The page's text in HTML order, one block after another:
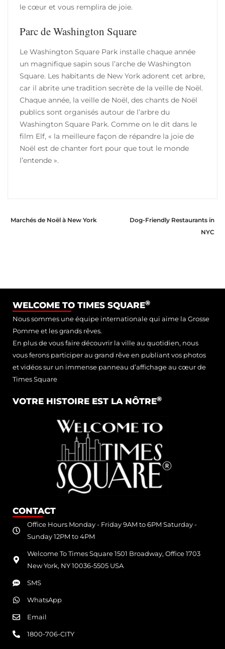
le cœur et vous remplira de joie.
Parc de Washington Square
Le Washington Square Park installe chaque année
un magnifique sapin sous l’arche de Washington
Square. Les habitants de New York adorent cet arbre,
car il abrite une tradition secrète de la veille de Noël.
Chaque année, la veille de Noël, des chants de Noël
publics sont organisés autour de l’arbre du
Washington Square Park. Comme on le dit dans le
film Elf, « la meilleure façon de répandre la joie de
Noël est de chanter fort pour que tout le monde
l’entende ».
Marchés de Noël à New York
Dog-Friendly Restaurants in
NYC
WELCOME TO TIMES SQUARE®
Nous sommes une équipe internationale qui aime la Grosse
Pomme et les grands rêves.
En plus de vous faire découvrir la ville au quotidien, nous
vous ferons participer au grand rêve en publiant vos photos
et vidéos sur un immense panneau d’affichage au cœur de
Times Square
VOTRE HISTOIRE EST LA NÔTRE®
CONTACT
Office Hours Monday - Friday 9AM to 6PM Saturday -
Sunday 12PM to 4PM
Welcome To Times Square 1501 Broadway, Office 1703
New York, NY 10036-5505 USA
SMS
WhatsApp
Email
1800-706-CITY